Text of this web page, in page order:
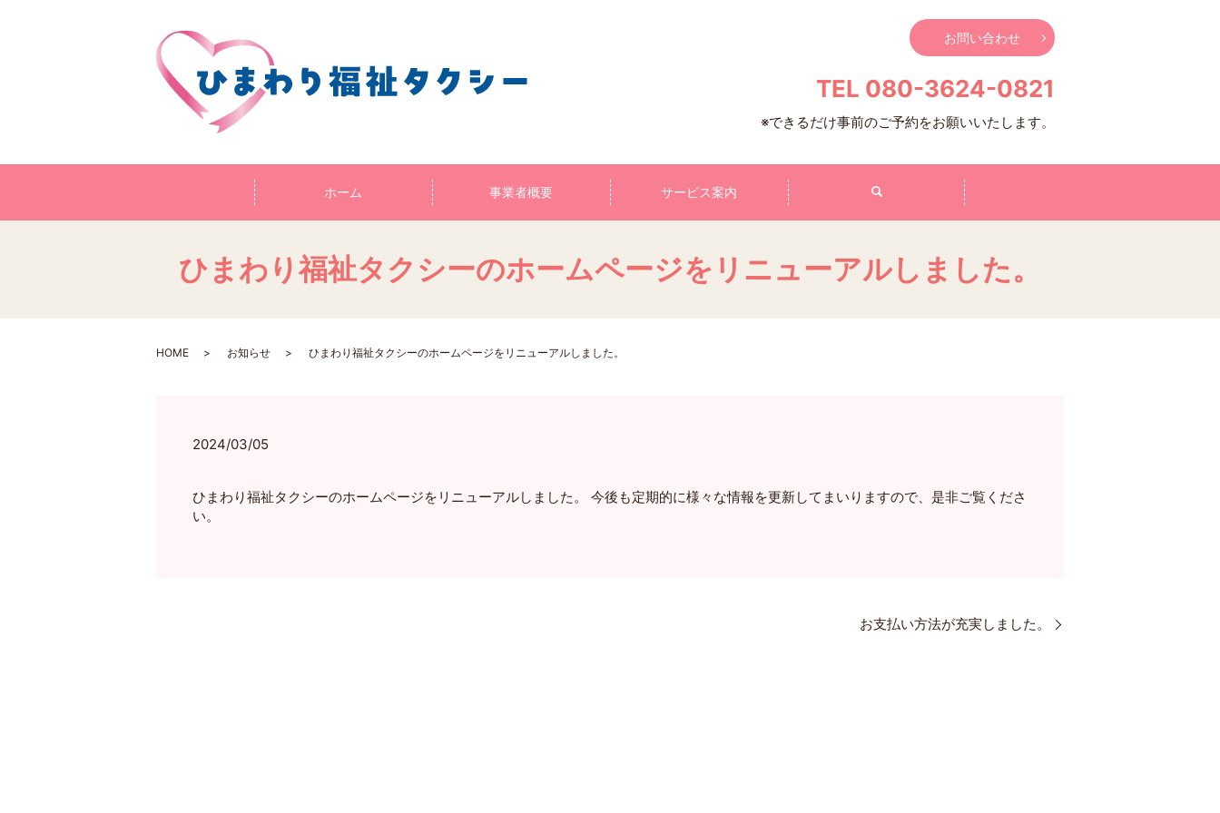
TEL 080-3624-0821
※できるだけ事前のご予約をお願いいたします。
ホーム 事業者概要 サービス案内
お問い合わせ
ひまわり福祉タクシーのホームページをリニューアルしました。
HOME お知らせ ひまわり福祉タクシーのホームページをリニューアルしました。
2024/03/05
ひまわり福祉タクシーのホームページをリニューアルしました。 今後も定期的に様々な情報を更新してまいりますので、是非ご覧くださ
い。
お支払い方法が充実しました。